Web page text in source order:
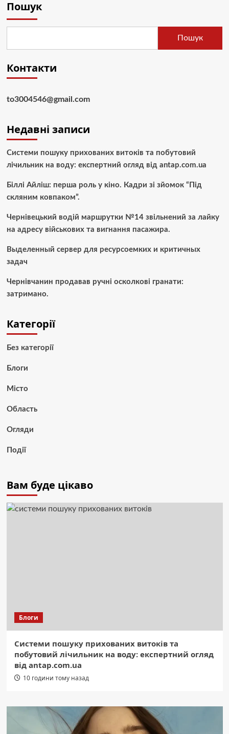
Пошук
Пошук
Контакти
to3004546@gmail.com
Недавні записи
Системи пошуку прихованих витоків та побутовий
лічильник на воду: експертний огляд від antap.com.ua
Біллі Айліш: перша роль у кіно. Кадри зі зйомок “Під
скляним ковпаком”.
Чернівецький водій маршрутки №14 звільнений за лайку
на адресу військових та вигнання пасажира.
Выделенный сервер для ресурсоемких и критичных
задач
Чернівчанин продавав ручні осколкові гранати:
затримано.
Категорії
Без категорії
Блоги
Місто
Область
Огляди
Події
Вам буде цікаво
Блоги
Системи пошуку прихованих витоків та
побутовий лічильник на воду: експертний огляд
від antap.com.ua
10 години тому назад